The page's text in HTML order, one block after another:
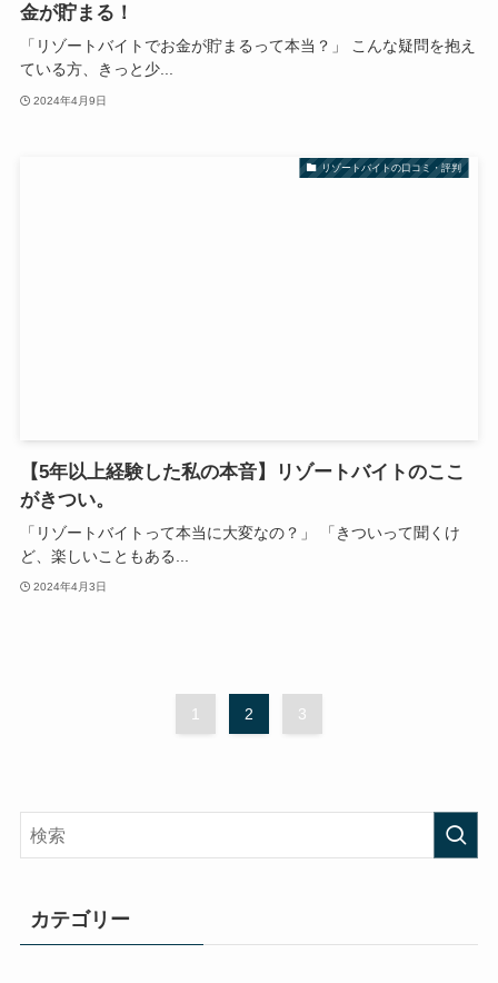
金が貯まる！
「リゾートバイトでお金が貯まるって本当？」 こんな疑問を抱え
ている方、きっと少...
2024年4月9日
リゾートバイトの口コミ・評判
【5年以上経験した私の本音】リゾートバイトのここ
がきつい。
「リゾートバイトって本当に大変なの？」 「きついって聞くけ
ど、楽しいこともある...
2024年4月3日
1 2 3
カテゴリー